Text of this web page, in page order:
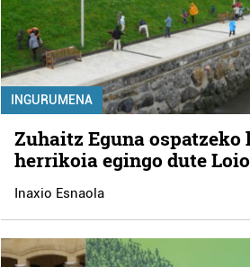
INGURUMENA
Zuhaitz Eguna ospatzeko
herrikoia egingo dute
Inaxio Esnaola